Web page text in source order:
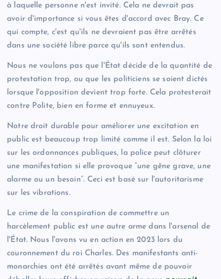
à laquelle personne n'est invité. Cela ne devrait pas
avoir d'importance si vous êtes d'accord avec Bray. Ce
qui compte, c'est qu'ils ne devraient pas être arrêtés
dans une société libre parce qu'ils sont entendus.
Nous ne voulons pas que l'État décide de la quantité de
protestation trop, ou que les politiciens se soient dictés
lorsque l'opposition devient trop forte. Cela protesterait
contre Polite, bien en forme et ennuyeux.
Notre droit durable pour améliorer une excitation en
public est beaucoup trop limité comme il est. Selon la loi
sur les ordonnances publiques, la police peut clôturer
une manifestation si elle provoque “une gêne grave, une
alarme ou un besoin”. Ceci est basé sur l'autoritarisme
sur les vibrations.
Le crime de la conspiration de commettre un
harcèlement public est une autre arme dans l'arsenal de
l'État. Nous l'avons vu en action en 2023 lors du
couronnement du roi Charles. Des manifestants anti-
monarchies ont été arrêtés avant même de pouvoir